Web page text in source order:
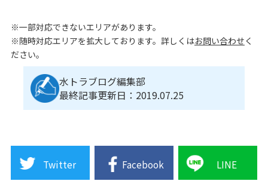
※一部対応できないエリアがあります。
※随時対応エリアを拡大しております。詳しくはお問い合わせ く
ださい。
水トラブログ編集部
最終記事更新日：2019.07.25
Twitter Facebook LINE